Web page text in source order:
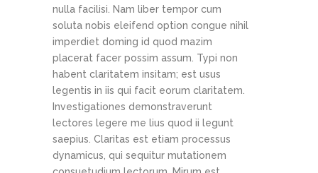
nulla facilisi. Nam liber tempor cum
soluta nobis eleifend option congue nihil
imperdiet doming id quod mazim
placerat facer possim assum. Typi non
habent claritatem insitam; est usus
legentis in iis qui facit eorum claritatem.
Investigationes demonstraverunt
lectores legere me lius quod ii legunt
saepius. Claritas est etiam processus
dynamicus, qui sequitur mutationem